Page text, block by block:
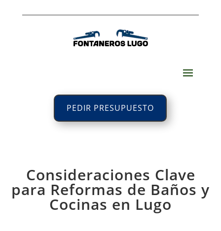
PEDIR PRESUPUESTO
Consideraciones Clave
para Reformas de Baños y
Cocinas en Lugo